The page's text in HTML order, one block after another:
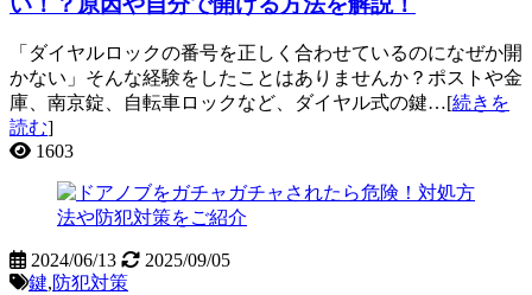
「ダイヤルロックの番号を正しく合わせているのになぜか開
かない」そんな経験をしたことはありませんか？ポストや金
庫、南京錠、自転車ロックなど、ダイヤル式の鍵…[続きを
読む]
1603
2024/06/13
2025/09/05
鍵,防犯対策